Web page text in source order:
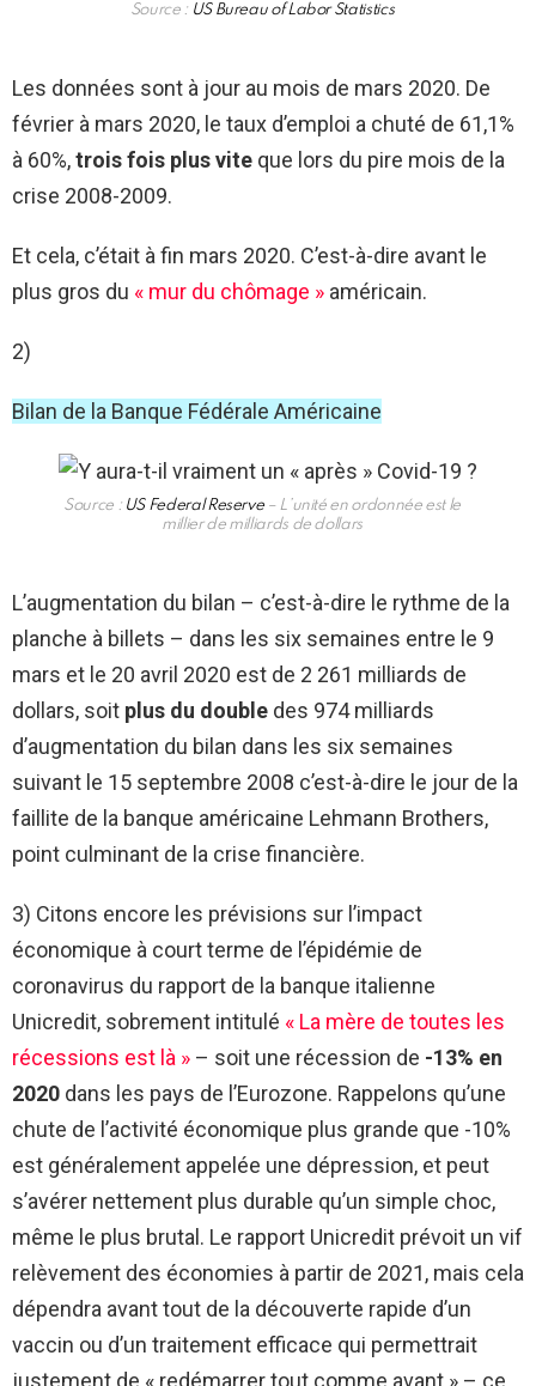
Source : US Bureau of Labor Statistics
Les données sont à jour au mois de mars 2020. De
février à mars 2020, le taux d’emploi a chuté de 61,1%
à 60%,trois fois plus vite que lors du pire mois de la
crise 2008-2009.
Et cela, c’était à fin mars 2020. C’est-à-dire avant le
plus gros du « mur du chômage » américain.
2)
Bilan de la Banque Fédérale Américaine
Source : US Federal Reserve– L’unité en ordonnée est le
millier de milliards de dollars
L’augmentation du bilan – c’est-à-dire le rythme de la
planche à billets – dans les six semaines entre le 9
mars et le 20 avril 2020 est de 2 261 milliards de
dollars, soit plus du double des 974 milliards
d’augmentation du bilan dans les six semaines
suivant le 15 septembre 2008 c’est-à-dire le jour de la
faillite de la banque américaine Lehmann Brothers,
point culminant de la crise financière.
3) Citons encore les prévisions sur l’impact
économique à court terme de l’épidémie de
coronavirus du rapport de la banque italienne
Unicredit, sobrement intitulé « La mère de toutes les
récessions est là » – soit une récession de -13% en
2020 dans les pays de l’Eurozone. Rappelons qu’une
chute de l’activité économique plus grande que -10%
est généralement appelée une dépression, et peut
s’avérer nettement plus durable qu’un simple choc,
même le plus brutal. Le rapport Unicredit prévoit un vif
relèvement des économies à partir de 2021, mais cela
dépendra avant tout de la découverte rapide d’un
vaccin ou d’un traitement efficace qui permettrait
justement de « redémarrer tout comme avant » – ce